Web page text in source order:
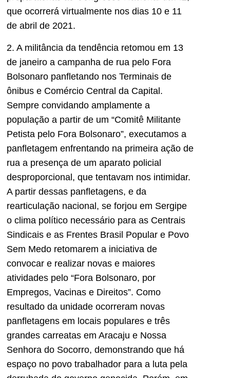
que ocorrerá virtualmente nos dias 10 e 11
de abril de 2021.
2. A militância da tendência retomou em 13
de janeiro a campanha de rua pelo Fora
Bolsonaro panfletando nos Terminais de
ônibus e Comércio Central da Capital.
Sempre convidando amplamente a
população a partir de um “Comitê Militante
Petista pelo Fora Bolsonaro”, executamos a
panfletagem enfrentando na primeira ação de
rua a presença de um aparato policial
desproporcional, que tentavam nos intimidar.
A partir dessas panfletagens, e da
rearticulação nacional, se forjou em Sergipe
o clima político necessário para as Centrais
Sindicais e as Frentes Brasil Popular e Povo
Sem Medo retomarem a iniciativa de
convocar e realizar novas e maiores
atividades pelo “Fora Bolsonaro, por
Empregos, Vacinas e Direitos”. Como
resultado da unidade ocorreram novas
panfletagens em locais populares e três
grandes carreatas em Aracaju e Nossa
Senhora do Socorro, demonstrando que há
espaço no povo trabalhador para a luta pela